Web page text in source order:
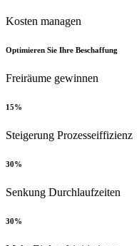
Kosten managen
Optimieren Sie Ihre Beschaffung
Freiräume gewinnen
15%
Steigerung Prozesseiffizienz
30%
Senkung Durchlaufzeiten
30%